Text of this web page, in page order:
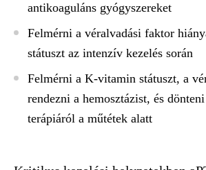
antikoaguláns gyógyszereket
Felmérni a véralvadási faktor
státuszt az intenzív kezelés során
Felmérni a K-vitamin státuszt, a
rendezni a hemosztázist, és
terápiáról a műtétek alatt